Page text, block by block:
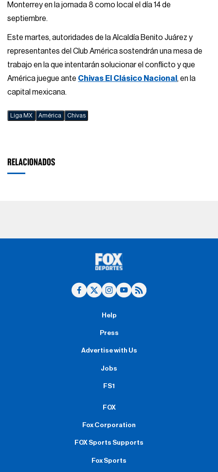
Monterrey en la jornada 8 como local el día 14 de
septiembre.
Este martes, autoridades de la Alcaldía Benito Juárez y
representantes del Club América sostendrán una mesa de
trabajo en la que intentarán solucionar el conflicto y que
América juegue ante Chivas El Clásico Nacional, en la
capital mexicana.
Liga MX América Chivas
RELACIONADOS
Help
Press
Advertise with Us
Jobs
FS1
FOX
Fox Corporation
FOX Sports Supports
Fox Sports